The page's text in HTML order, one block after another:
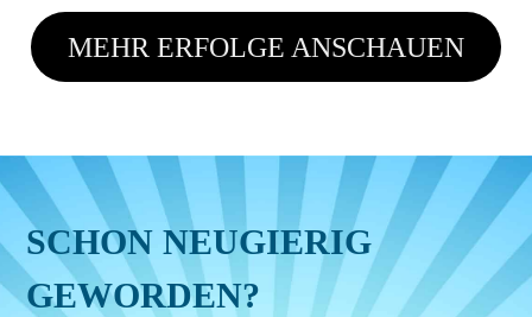
MEHR ERFOLGE ANSCHAUEN
SCHON NEUGIERIG
GEWORDEN?